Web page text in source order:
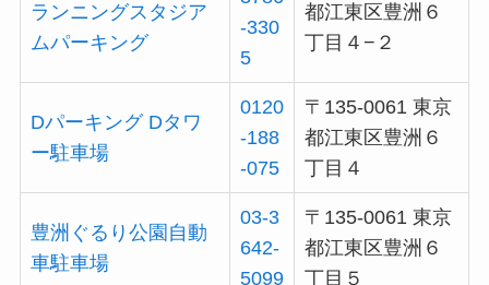
ランニングスタジア
ムパーキング
-330
5
都江東区豊洲６
丁目４−２
Dパーキング Dタワ
ー駐車場
0120
-188
-075
〒135-0061 東京
都江東区豊洲６
丁目４
豊洲ぐるり公園自動
車駐車場
03-3
642-
5099
〒135-0061 東京
都江東区豊洲６
丁目５